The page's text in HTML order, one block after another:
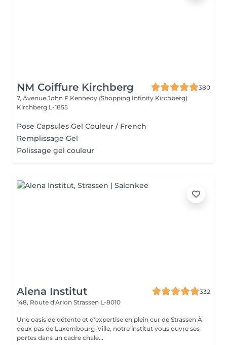
NM Coiffure Kirchberg
380
7, Avenue John F Kennedy (Shopping Infinity Kirchberg)
Kirchberg L-1855
Pose Capsules Gel Couleur / French
Remplissage Gel
Polissage gel couleur
Alena Institut
332
148, Route d'Arlon Strassen L-8010
Une oasis de détente et d'expertise en plein cur de Strassen À
deux pas de Luxembourg-Ville, notre institut vous ouvre ses
portes dans un cadre chale...